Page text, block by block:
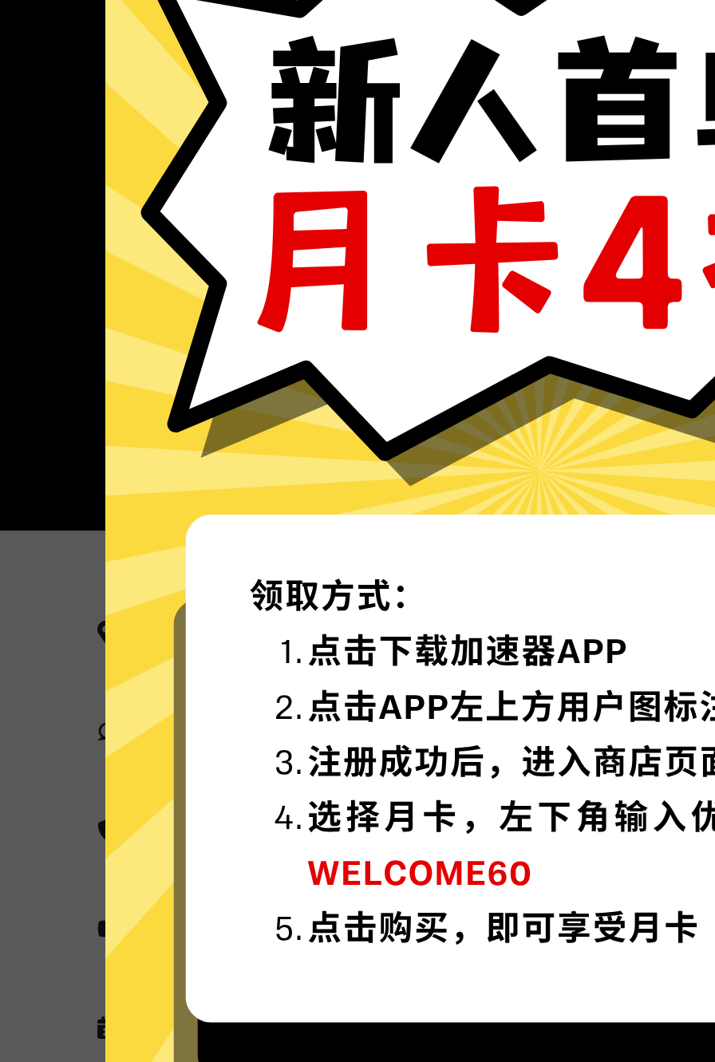
更多服务器地区选择
全网加速器现已拥有超多加速服务器节点，并且还在不断增加中。
全网加速器已为所有
卓越的连接稳定性
全网加速器采用行业领先的自研发通信协议，深度保护特征，不论您
身在何处，都可轻松加速。
多语言界面
全网加速器提供多种
超群的数据加密 高级数据泄漏
无国界内容 保护您的IP地
无任何网络或连接记录
全网加速器现在没有未来也不会记录任何登录历史，网络活动，DNS
在线客服